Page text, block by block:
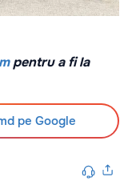
pentru a fi la
pe Google